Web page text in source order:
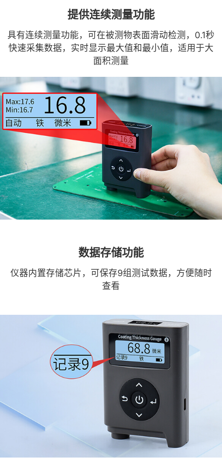
提供连续测量功能
具有连续测量功能，可在被测物表面滑动检测，0.1秒
快速采集数据，实时显示最大值和最小值，适用于大
面积测量
数据存储功能
仪器内置存储芯片，可保存9组测试数据，方便随时
查看